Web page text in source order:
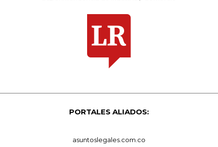
PORTALES ALIADOS:
asuntoslegales.com.co